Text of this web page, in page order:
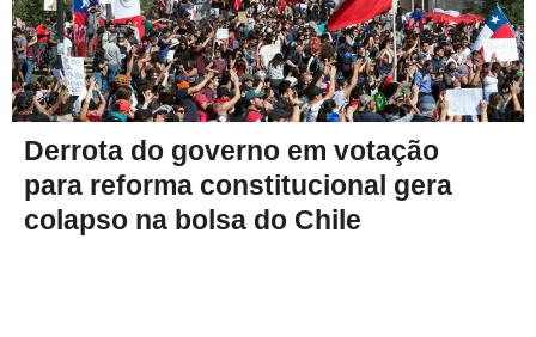
Derrota do governo em votação
para reforma constitucional gera
colapso na bolsa do Chile